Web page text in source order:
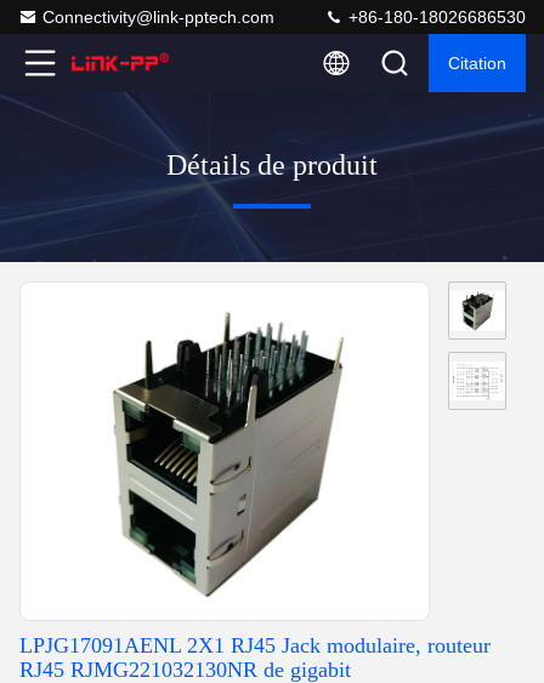
Connectivity@link-pptech.com +86-180-18026686530
Citation
Détails de produit
LPJG17091AENL 2X1 RJ45 Jack modulaire, routeur
RJ45 RJMG221032130NR de gigabit